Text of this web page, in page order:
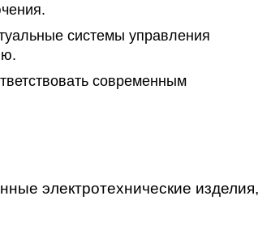
системы управления
современным
электротехнические изделия,